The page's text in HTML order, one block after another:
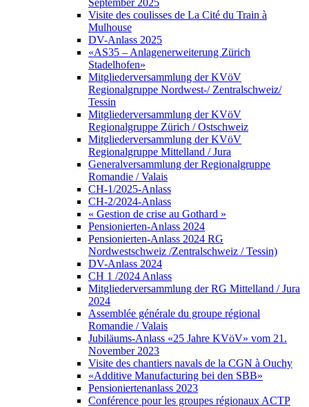
September 2025
Visite des coulisses de La Cité du Train à
Mulhouse
DV-Anlass 2025
«AS35 – Anlagenerweiterung Zürich
Stadelhofen»
Mitgliederversammlung der KVöV
Regionalgruppe Nordwest-/ Zentralschweiz/
Tessin
Mitgliederversammlung der KVöV
Regionalgruppe Zürich / Ostschweiz
Mitgliederversammlung der KVöV
Regionalgruppe Mittelland / Jura
Generalversammlung der Regionalgruppe
Romandie / Valais
CH-1/2025-Anlass
CH-2/2024-Anlass
« Gestion de crise au Gothard »
Pensionierten-Anlass 2024
Pensionierten-Anlass 2024 RG
Nordwestschweiz /Zentralschweiz / Tessin)
DV-Anlass 2024
CH 1 /2024 Anlass
Mitgliederversammlung der RG Mittelland / Jura
2024
Assemblée générale du groupe régional
Romandie / Valais
Jubiläums-Anlass «25 Jahre KVöV» vom 21.
November 2023
Visite des chantiers navals de la CGN à Ouchy
«Additive Manufacturing bei den SBB»
Pensioniertenanlass 2023
Conférence pour les groupes régionaux ACTP